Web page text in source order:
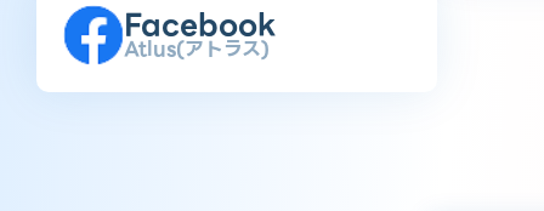
Facebook
Atlus(アトラス)